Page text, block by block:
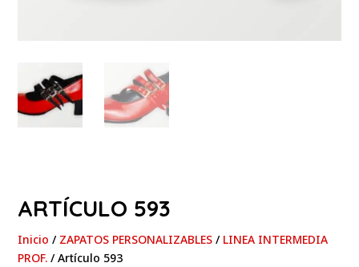
ARTÍCULO 593
Inicio / ZAPATOS PERSONALIZABLES / LINEA INTERMEDIA
PROF. / Artículo 593